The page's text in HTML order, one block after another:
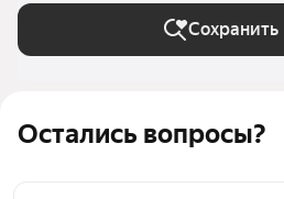
Остались вопросы?
Сохранить